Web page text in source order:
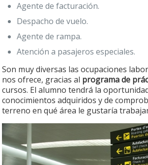
Agente de facturación.
Despacho de vuelo.
Agente de rampa.
Atención a pasajeros especiales.
Son muy diversas las ocupaciones
nos ofrece, gracias al programa de
cursos. El alumno tendrá la
conocimientos adquiridos y de
terreno en qué área le gustaría